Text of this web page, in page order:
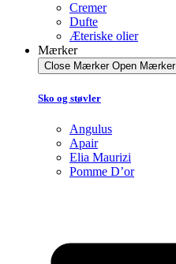
Cremer
Dufte
Æteriske olier
Mærker
Close Mærker Open Mærker
Sko og støvler
Angulus
Apair
Elia Maurizi
Pomme D’or